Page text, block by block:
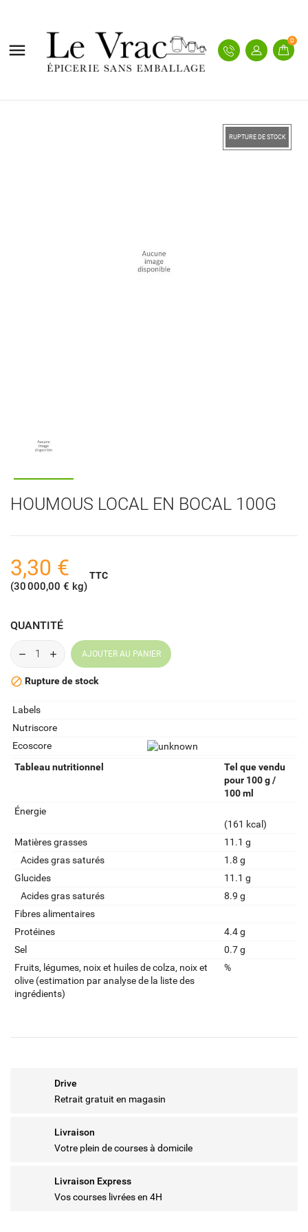
 0
RUPTURE DE STOCK
HOUMOUS LOCAL EN BOCAL 100G
3,30 €
(30 000,00 € kg)
TTC
QUANTITÉ
AJOUTER AU PANIER
 Rupture de stock
Labels
Nutriscore
Ecoscore
Tableau nutritionnel
Tel que vendu
pour 100 g /
100 ml
Énergie
(161 kcal)
Matières grasses
11.1 g
Acides gras saturés
1.8 g
Glucides
11.1 g
Acides gras saturés
8.9 g
Fibres alimentaires
Protéines
4.4 g
Sel
0.7 g
Fruits‚ légumes‚ noix et huiles de colza‚ noix et
olive (estimation par analyse de la liste des
ingrédients)
%
Drive
Retrait gratuit en magasin
Livraison
Votre plein de courses à domicile
Livraison Express
Vos courses livrées en 4H